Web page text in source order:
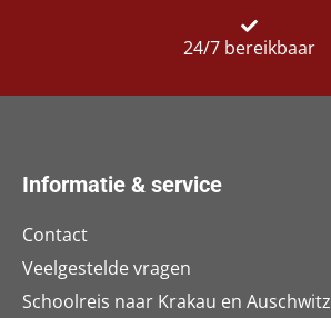
24/7 bereikbaar
Informatie & service
Contact
Veelgestelde vragen
Schoolreis naar Krakau en Auschwitz